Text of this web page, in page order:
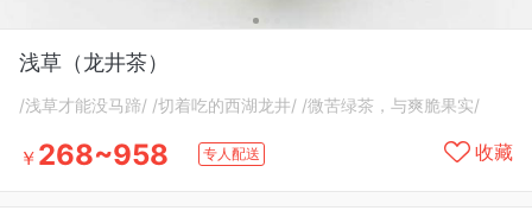
浅草（龙井茶）
/浅草才能没马蹄/ /切着吃的西湖龙井/ /微苦绿茶，与爽脆果实/
￥ 268~958 专人配送 收藏